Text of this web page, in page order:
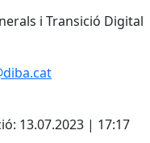
i Transició Digital
13.07.2023 | 17:17